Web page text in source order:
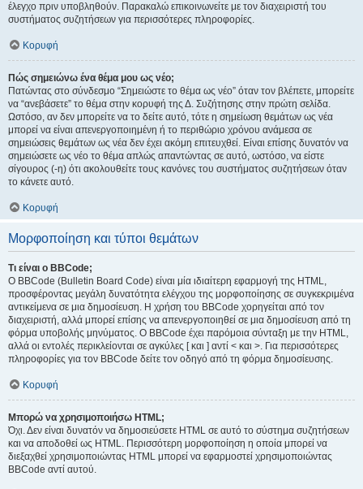
έλεγχο πριν υποβληθούν. Παρακαλώ επικοινωνείτε με τον διαχειριστή του
συστήματος συζητήσεων για περισσότερες πληροφορίες.
Κορυφή
Πώς σημειώνω ένα θέμα μου ως νέο;
Πατώντας στο σύνδεσμο “Σημειώστε το θέμα ως νέο” όταν τον βλέπετε, μπορείτε
να “ανεβάσετε” το θέμα στην κορυφή της Δ. Συζήτησης στην πρώτη σελίδα.
Ωστόσο, αν δεν μπορείτε να το δείτε αυτό, τότε η σημείωση θεμάτων ως νέα
μπορεί να είναι απενεργοποιημένη ή το περιθώριο χρόνου ανάμεσα σε
σημειώσεις θεμάτων ως νέα δεν έχει ακόμη επιτευχθεί. Είναι επίσης δυνατόν να
σημειώσετε ως νέο το θέμα απλώς απαντώντας σε αυτό, ωστόσο, να είστε
σίγουρος (-η) ότι ακολουθείτε τους κανόνες του συστήματος συζητήσεων όταν
το κάνετε αυτό.
Κορυφή
Μορφοποίηση και τύποι θεμάτων
Τι είναι ο BBCode;
Ο BBCode (Bulletin Board Code) είναι μία ιδιαίτερη εφαρμογή της HTML,
προσφέροντας μεγάλη δυνατότητα ελέγχου της μορφοποίησης σε συγκεκριμένα
αντικείμενα σε μια δημοσίευση. Η χρήση του BBCode χορηγείται από τον
διαχειριστή, αλλά μπορεί επίσης να απενεργοποιηθεί σε μια δημοσίευση από τη
φόρμα υποβολής μηνύματος. Ο BBCode έχει παρόμοια σύνταξη με την HTML,
αλλά οι εντολές περικλείονται σε αγκύλες [ και ] αντί < και >. Για περισσότερες
πληροφορίες για τον BBCode δείτε τον οδηγό από τη φόρμα δημοσίευσης.
Κορυφή
Μπορώ να χρησιμοποιήσω HTML;
Όχι. Δεν είναι δυνατόν να δημοσιεύσετε HTML σε αυτό το σύστημα συζητήσεων
και να αποδοθεί ως HTML. Περισσότερη μορφοποίηση η οποία μπορεί να
διεξαχθεί χρησιμοποιώντας HTML μπορεί να εφαρμοστεί χρησιμοποιώντας
BBCode αντί αυτού.